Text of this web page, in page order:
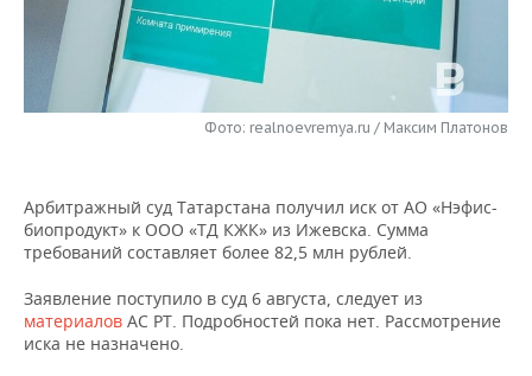
НЕФТЕХИМИЯ
НЕФТЬ
ОПК
РОЗНИЧНАЯ ТОРГОВЛЯ
ТРАНСПОРТ
НОВОСТИ ТЕХНОЛОГИЙ
IT
ТЕЛЕКОММУНИКАЦИИ
МЕРОПРИЯТИЯ
НОВОСТИ МЕРОПРИЯТИЙ
БИЗНЕС-БРАНЧИ
ONLINE-КОНФЕРЕНЦИИ
ОТКРЫТАЯ ЛЕКЦИЯ
СПОРТ
ФУТБОЛ
ХОККЕЙ
БАСКЕТБОЛ
НОВОСТИ ОБЩЕСТВА
ВЛАСТЬ
ИНФРАСТРУКТУРА
ФОТОГАЛЕРЕЯ
СЮЖЕТЫ
СПРАВОЧНИК
Фото: realnoevremya.ru / Максим Платонов
Арбитражный суд Татарстана получил иск от АО «Нэфис-
биопродукт» к ООО «ТД КЖК» из Ижевска. Сумма
требований составляет более 82,5 млн рублей.
Заявление поступило в суд 6 августа, следует из
материалов АС РТ. Подробностей пока нет. Рассмотрение
иска не назначено.